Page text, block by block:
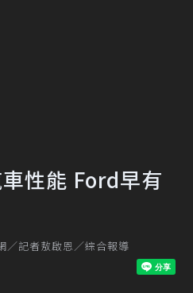
性能 Ford早有
／記者敖啟恩／綜合報導